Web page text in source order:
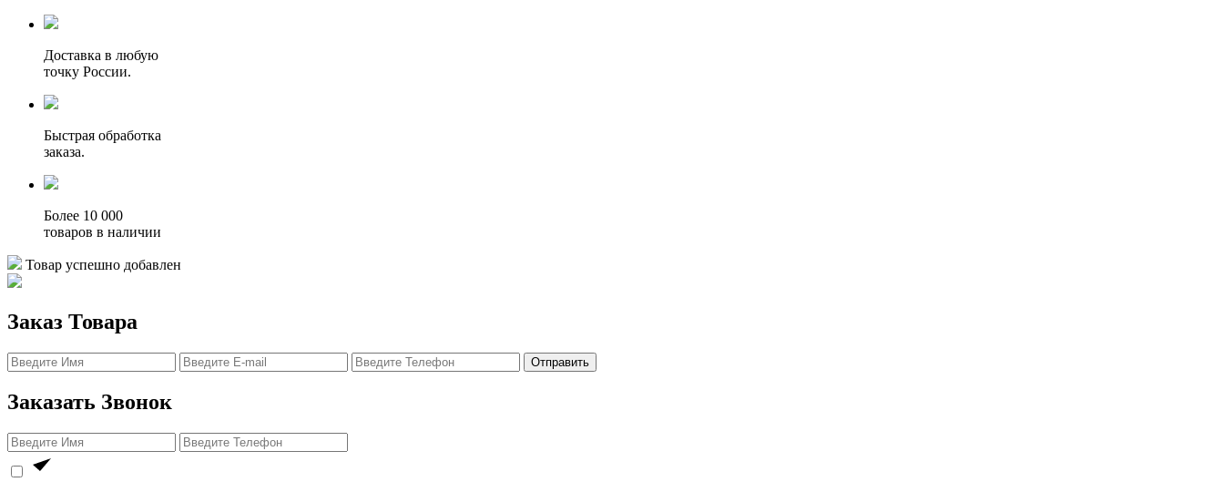
Доставка в любую
точку России.
Быстрая обработка
заказа.
Более 10 000
товаров в наличии
Товар успешно добавлен
Заказ Товара
Отправить
Заказать Звонок